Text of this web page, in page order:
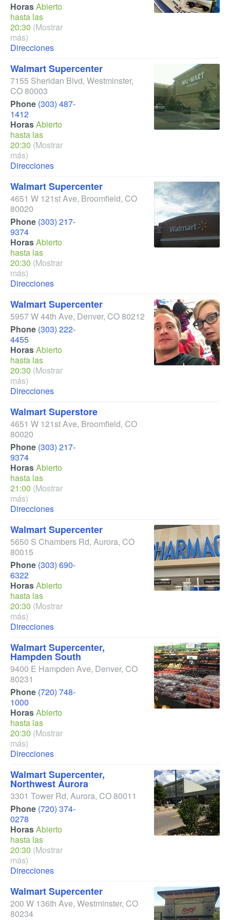
HorasAbierto
hasta las
20:30 (Mostrar
más)
Direcciones
Walmart Supercenter
7155 Sheridan Blvd, Westminster,
CO80003
Phone (303) 487-
1412
HorasAbierto
hasta las
20:30 (Mostrar
más)
Direcciones
Walmart Supercenter
4651 W 121st Ave, Broomfield, CO
80020
Phone (303) 217-
9374
HorasAbierto
hasta las
20:30 (Mostrar
más)
Direcciones
Walmart Supercenter
5957 W 44th Ave, Denver, CO80212
Phone (303) 222-
4455
HorasAbierto
hasta las
20:30 (Mostrar
más)
Direcciones
Walmart Superstore
4651 W 121st Ave, Broomfield, CO
80020
Phone (303) 217-
9374
HorasAbierto
hasta las
21:00 (Mostrar
más)
Direcciones
Walmart Supercenter
5650 S Chambers Rd, Aurora, CO
80015
Phone (303) 690-
6322
HorasAbierto
hasta las
20:30 (Mostrar
más)
Direcciones
Walmart Supercenter,
Hampden South
9400 E Hampden Ave, Denver, CO
80231
Phone (720) 748-
1000
HorasAbierto
hasta las
20:30 (Mostrar
más)
Direcciones
Walmart Supercenter,
Northwest Aurora
3301 Tower Rd, Aurora, CO80011
Phone (720) 374-
0278
HorasAbierto
hasta las
20:30 (Mostrar
más)
Direcciones
Walmart Supercenter
200 W 136th Ave, Westminster, CO
80234